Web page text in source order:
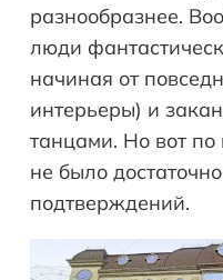
разнообразнее.
люди
начиная от
интерьеры) и
танцами. Но вот
не было
подтверждений.